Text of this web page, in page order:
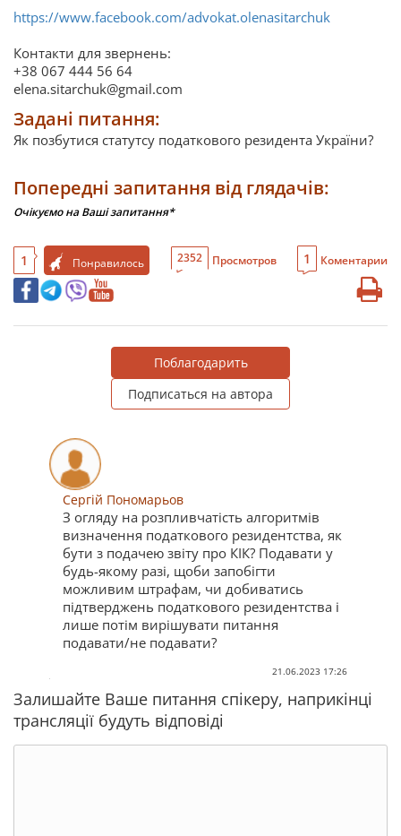
https://www.facebook.com/advokat.olenasitarchuk
Контакти для звернень:
+38 067 444 56 64
elena.sitarchuk@gmail.com
Задані питання:
Як позбутися статутсу податкового резидента України?
Попередні запитання від глядачів:
Очікуємо на Ваші запитання*
1 Понравилось 2352 Просмотров 1 Коментарии
Поблагодарить
Подписаться на автора
Сергій Пономарьов
З огляду на розпливчатість алгоритмів
визначення податкового резидентства, як
бути з подачею звіту про КІК? Подавати у
будь-якому разі, щоби запобігти
можливим штрафам, чи добиватись
підтверджень податкового резидентства і
лише потім вирішувати питання
подавати/не подавати?
21.06.2023 17:26
Залишайте Ваше питання спікеру, наприкінці
трансляції будуть відповіді